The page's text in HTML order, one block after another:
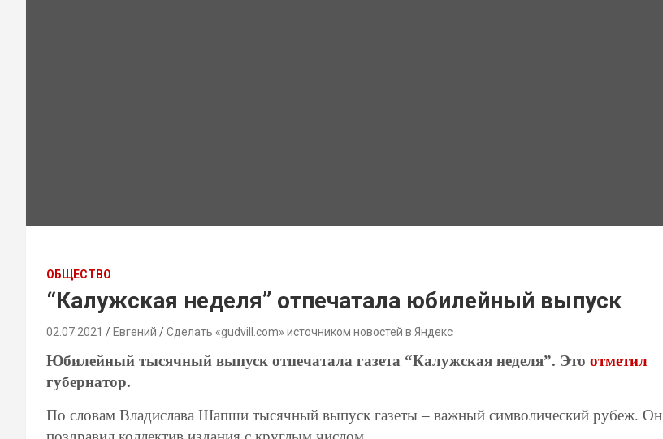
ОБЩЕСТВО
“Калужская неделя” отпечатала юбилейный выпуск
02.07.2021 Евгений Сделать «gudvill.com» источником новостей в Яндекс
Юбилейный тысячный выпуск отпечатала газета “Калужская неделя”. Это отметил
губернатор.
По словам Владислава Шапши тысячный выпуск газеты – важный символический рубеж. Он